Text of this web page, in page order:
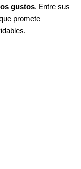
gustos. Entre sus
promete